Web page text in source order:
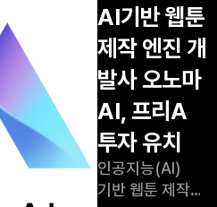
코스1
날씨에 쏟아지는
소나기처럼
예측불가능한
연애 감정선에
휘둘리는 두
남자의 풋풋한
사랑이야기를
그린 작품이다.
국내 콘텐츠
확장" 웹툰 창작
SaaS 솔루션
‘투닝’의 운영사
(주)툰스퀘어
(대표 이호영)가
지난 9월 26일
웹툰 전문 창작
스튜디오 (주)
케나즈(대표
AI기반 웹툰
제작 엔진 개
발사 오노마
AI, 프리A
투자 유치
인공지능(AI)
기반 웹툰 제작